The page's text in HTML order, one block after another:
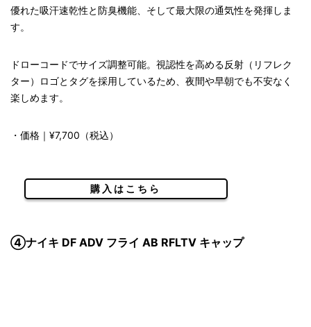
優れた吸汗速乾性と防臭機能、そして最大限の通気性を発揮しま
す。
ドローコードでサイズ調整可能。視認性を高める反射（リフレク
ター）ロゴとタグを採用しているため、夜間や早朝でも不安なく
楽しめます。
・価格｜¥7,700（税込）
購入はこちら
④ナイキ DF ADV フライ AB RFLTV キャップ